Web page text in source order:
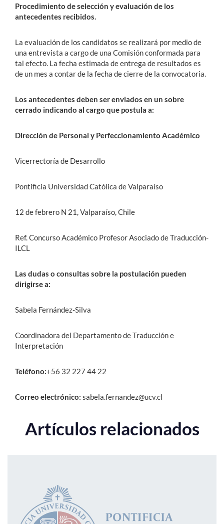
Procedimiento de selección y evaluación de los
antecedentes recibidos.
La evaluación de los candidatos se realizará por medio de
una entrevista a cargo de una Comisión conformada para
tal efecto. La fecha estimada de entrega de resultados es
de un mes a contar de la fecha de cierre de la convocatoria.
Los antecedentes deben ser enviados en un sobre
cerrado indicando al cargo que postula a:
Dirección de Personal y Perfeccionamiento Académico
Vicerrectoría de Desarrollo
Pontificia Universidad Católica de Valparaíso
12 de febrero N 21, Valparaíso, Chile
Ref. Concurso Académico Profesor Asociado de Traducción-
ILCL
Las dudas o consultas sobre la postulación pueden
dirigirse a:
Sabela Fernández-Silva
Coordinadora del Departamento de Traducción e
Interpretación
Teléfono:+56 32 227 44 22
Correo electrónico: sabela.fernandez@ucv.cl
Artículos relacionados